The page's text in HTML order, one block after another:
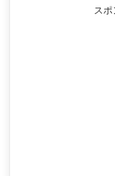
スポ